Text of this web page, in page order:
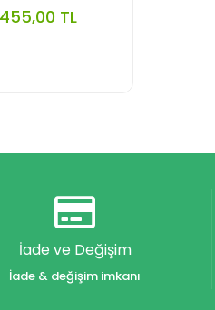
455,00 TL
İade ve Değişim
İade & değişim imkanı